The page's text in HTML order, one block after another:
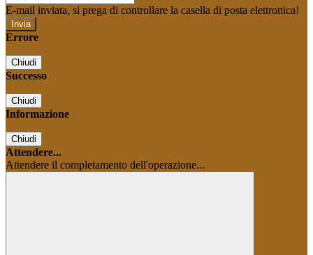
E-mail inviata, si prega di controllare la casella di posta elettronica!
Errore
Chiudi
Successo
Chiudi
Informazione
Chiudi
Attendere...
Attendere il completamento dell'operazione...